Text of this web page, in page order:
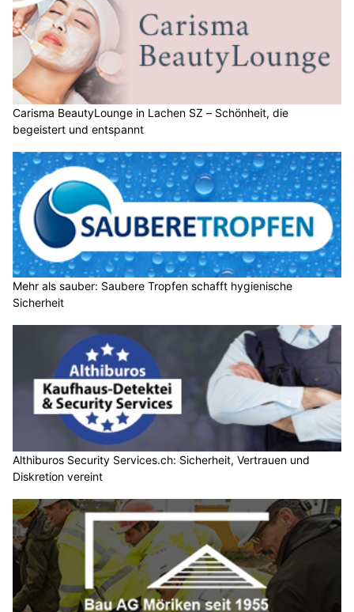
Carisma BeautyLounge in Lachen SZ – Schönheit, die
begeistert und entspannt
Mehr als sauber: Saubere Tropfen schafft hygienische
Sicherheit
Althiburos Security Services.ch: Sicherheit, Vertrauen und
Diskretion vereint